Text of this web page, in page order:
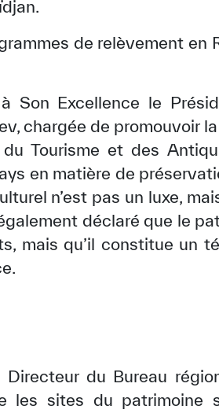
de relèvement en
Son Excellence le
chargée de promouvoir
Tourisme et des
en matière de
n’est pas un luxe,
déclaré que le
mais qu’il constitue un
du Bureau
les sites du patrimoine